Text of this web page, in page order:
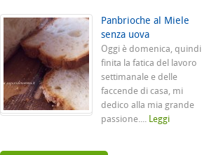
Panbrioche al Miele
senza uova
Oggi è domenica, quindi
finita la fatica del lavoro
settimanale e delle
faccende di casa, mi
dedico alla mia grande
passione.... Leggi